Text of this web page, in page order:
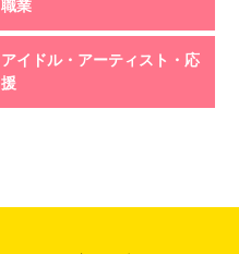
職業
アイドル・アーティスト・応
援